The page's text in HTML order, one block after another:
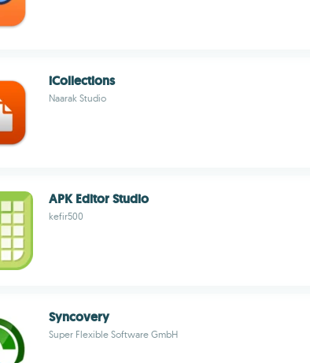
iCollections
Naarak Studio
APK Editor Studio
kefir500
Syncovery
Super Flexible Software GmbH